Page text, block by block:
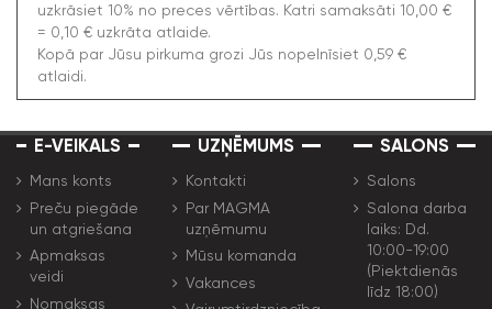
uzkrāsiet 10% no preces vērtības. Katri samaksāti 10,00 €
= 0,10 € uzkrāta atlaide.
Kopā par Jūsu pirkuma grozi Jūs nopelnīsiet 0,59 €
atlaidi.
E-VEIKALS
Mans konts
Preču piegāde
un atgriešana
Apmaksas
veidi
Nomaksas
UZŅĒMUMS
Kontakti
Par MAGMA
uzņēmumu
Mūsu komanda
Vakances
SALONS
Salons
Salona darba
laiks: Dd.
10:00-19:00
(Piektdienās
līdz 18:00)